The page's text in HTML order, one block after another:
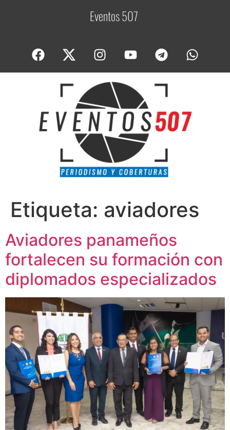
Eventos 507C
Etiqueta: aviadores
Aviadores panameños
fortalecen su formación con
diplomados especializados